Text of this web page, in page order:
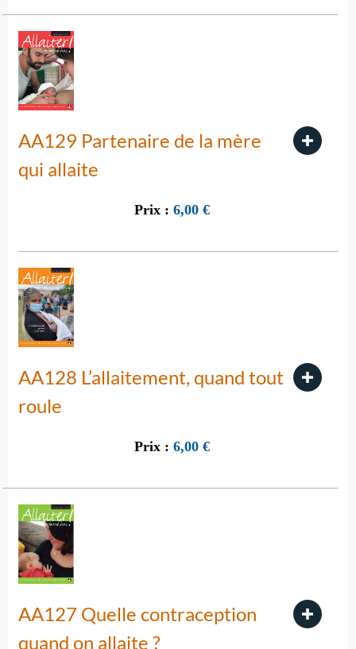
AA129 Partenaire de la mère
qui allaite
Prix : 6,00 €
AA128 L’allaitement, quand tout
roule
Prix : 6,00 €
AA127 Quelle contraception
quand on allaite ?